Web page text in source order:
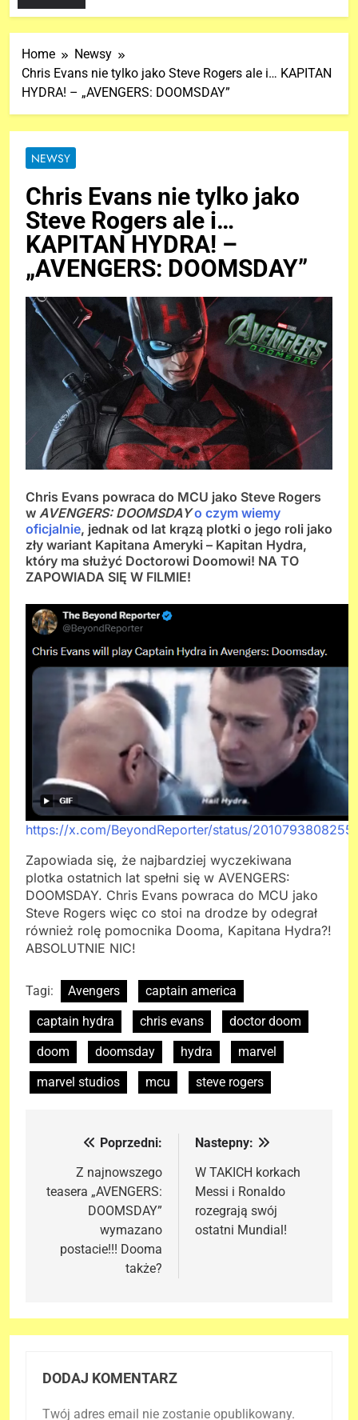
Home
Newsy
Chris Evans nie tylko jako Steve Rogers ale i… KAPITAN
HYDRA! – „AVENGERS: DOOMSDAY”
NEWSY
Chris Evans nie tylko jako
Steve Rogers ale i…
KAPITAN HYDRA! –
„AVENGERS: DOOMSDAY”
Chris Evans powraca do MCU jako Steve Rogers
w AVENGERS: DOOMSDAY o czym wiemy
oficjalnie, jednak od lat krązą plotki o jego roli jako
zły wariant Kapitana Ameryki – Kapitan Hydra,
który ma służyć Doctorowi Doomowi! NA TO
ZAPOWIADA SIĘ W FILMIE!
https://x.com/BeyondReporter/status/
Zapowiada się, że najbardziej wyczekiwana
plotka ostatnich lat spełni się w AVENGERS:
DOOMSDAY. Chris Evans powraca do MCU jako
Steve Rogers więc co stoi na drodze by odegrał
również rolę pomocnika Dooma, Kapitana Hydra?!
ABSOLUTNIE NIC!
Tagi: Avengers
captain america
captain hydra
chris evans
doctor doom
doom
doomsday hydra
marvel
marvel studios
mcu steve rogers
Nawigacja
wpisu
Poprzedni:
Z najnowszego
teasera „AVENGERS:
DOOMSDAY”
wymazano
postacie!!! Dooma
także?
Nastepny:
W TAKICH korkach
Messi i Ronaldo
rozegrają swój
ostatni Mundial!
DODAJ KOMENTARZ
Twój adres email nie zostanie opublikowany.